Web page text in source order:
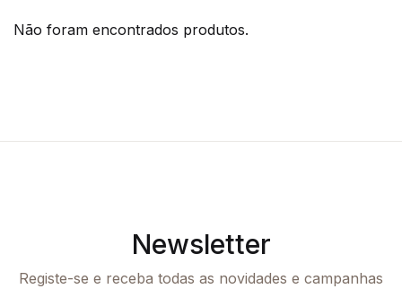
Não foram encontrados produtos.
Newsletter
Registe-se e receba todas as novidades e campanhas